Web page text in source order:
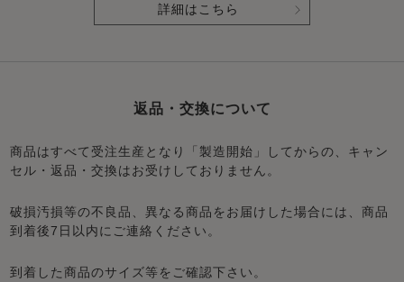
詳細はこちら
返品・交換について
商品はすべて受注生産となり「製造開始」してからの、キャン
セル・返品・交換はお受けしておりません。
破損汚損等の不良品、異なる商品をお届けした場合には、商品
到着後7日以内にご連絡ください。
到着した商品のサイズ等をご確認下さい。